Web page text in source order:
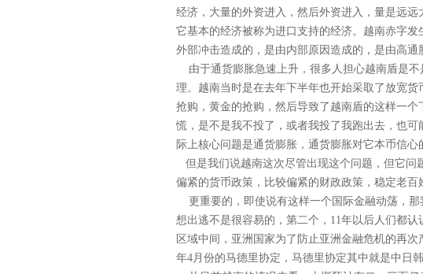
经济，大量的外资进入，然后外资进入，量是远
它基本的经济被称为进口支持的经济。越南赤字
外部冲击造成的，是由内部原因造成的，是由高
由于通货膨胀急速上升，很多人担心越南盾是不
理。越南当时是在去年下半年也开始采取了放宽
抢购，黄金的抢购，然后导致了越南盾的这样一
慌，是不是我不投了，或者我投了我跑出去，也
际上核心问题是通货膨胀，通货膨胀对它本币信心
但是我们说越南这次尽管出现这个问题，但它问
偏紧的货币政策，比较偏紧的财政政策，稳定老
更重要的，即使说有这样一个国际金融动荡，那
想出逃不是很容易的，第二个，11年以后人们都
区域中间，亚洲国家为了防止亚洲金融危机的再
年4月份的马德里协定，马德里协定其中就是中日